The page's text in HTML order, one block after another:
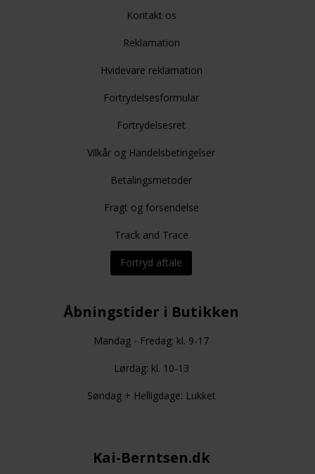
Kai-Berntsen.dk
Åbningstider i Butikken
Mandag - Fredag: kl. 9-17
Lørdag: kl. 10-13
Søndag + Helligdage: Lukket
Kontakt os
Reklamation
Hvidevare reklamation
Fortrydelsesformular
Fortrydelsesret
Vilkår og Handelsbetingelser
Betalingsmetoder
Fragt og forsendelse
Track and Trace
Fortryd aftale